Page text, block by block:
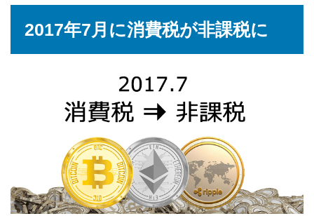
2017年7月に消費税が非課税に